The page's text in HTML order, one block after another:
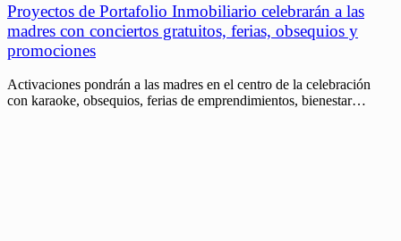
Proyectos de Portafolio Inmobiliario celebrarán a las
madres con conciertos gratuitos, ferias, obsequios y
promociones
Activaciones pondrán a las madres en el centro de la celebración
con karaoke, obsequios, ferias de emprendimientos, bienestar…